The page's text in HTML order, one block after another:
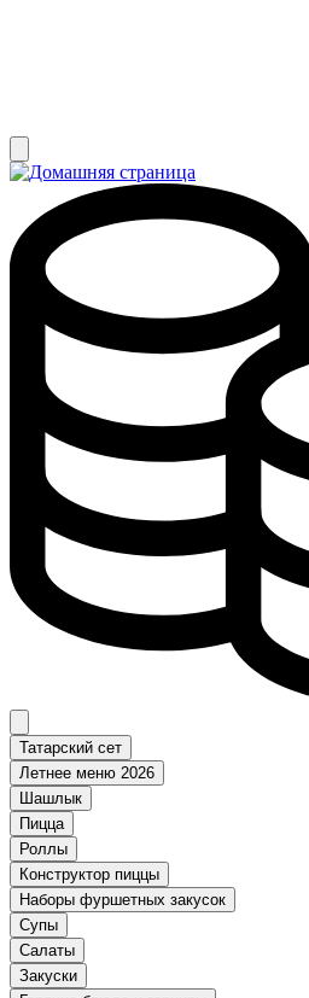
Татарский сет
Летнее меню 2026
Шашлык
Пицца
Роллы
Конструктор пиццы
Наборы фуршетных закусок
Супы
Салаты
Закуски